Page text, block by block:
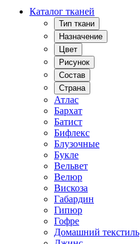
Каталог тканей
Тип ткани
Назначение
Цвет
Рисунок
Состав
Страна
Атлас
Бархат
Батист
Бифлекс
Блузочные
Букле
Вельвет
Велюр
Вискоза
Габардин
Гипюр
Гофре
Домашний текстиль